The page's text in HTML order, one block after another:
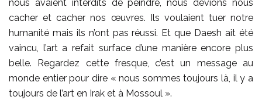
nous avaient interdits de peindre, nous devions nous
cacher et cacher nos œuvres. Ils voulaient tuer notre
humanité mais ils n’ont pas réussi. Et que Daesh ait été
vaincu, l’art a refait surface d’une manière encore plus
belle. Regardez cette fresque, c’est un message au
monde entier pour dire « nous sommes toujours là, il y a
toujours de l’art en Irak et à Mossoul ».